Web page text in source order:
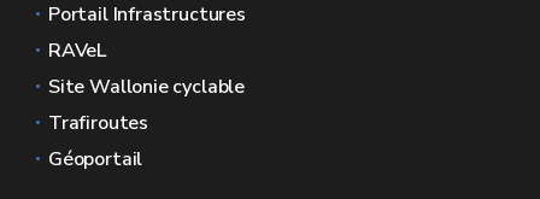
Portail Infrastructures
RAVeL
Site Wallonie cyclable
Trafiroutes
Géoportail